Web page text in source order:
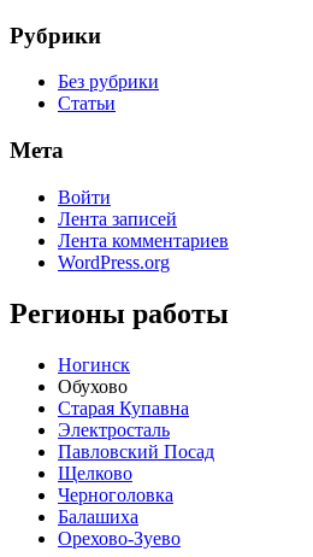
Рубрики
Без рубрики
Статьи
Мета
Войти
Лента записей
Лента комментариев
WordPress.org
Регионы работы
Ногинск
Обухово
Старая Купавна
Электросталь
Павловский Посад
Щелково
Черноголовка
Балашиха
Орехово-Зуево